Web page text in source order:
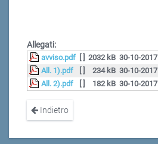
Allegati:
avviso.pdf 2032 kB 30-10-2017
All. 1).pdf
234 kB 30-10-2017
All. 2).pdf
182 kB 30-10-2017
Indietro